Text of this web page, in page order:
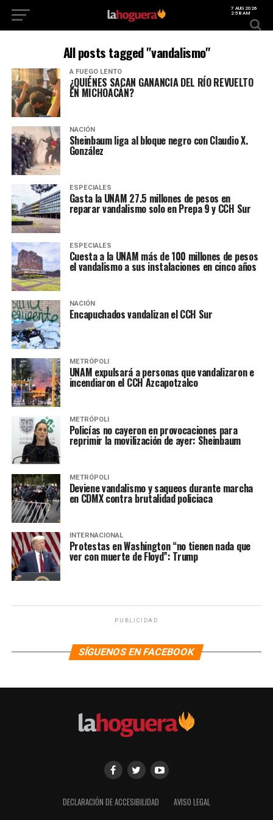
7 AUG 2026
2:58 AM
All posts tagged "vandalismo"
A FUEGO LENTO
¿QUIÉNES SACAN GANANCIA DEL RÍO REVUELTO
EN MICHOACÁN?
NACIÓN
Sheinbaum liga al bloque negro con Claudio X.
González
ESPECIALES
Gasta la UNAM 27.5 millones de pesos en
reparar vandalismo solo en Prepa 9 y CCH Sur
ESPECIALES
Cuesta a la UNAM más de 100 millones de pesos
el vandalismo a sus instalaciones en cinco años
NACIÓN
Encapuchados vandalizan el CCH Sur
METRÓPOLI
UNAM expulsará a personas que vandalizaron e
incendiaron el CCH Azcapotzalco
METRÓPOLI
Policías no cayeron en provocaciones para
reprimir la movilización de ayer: Sheinbaum
METRÓPOLI
Deviene vandalismo y saqueos durante marcha
en CDMX contra brutalidad policiaca
INTERNACIONAL
Protestas en Washington “no tienen nada que
ver con muerte de Floyd”: Trump
PUBLICIDAD
SÍGUENOS EN FACEBOOK
DECLARACIÓN DE ACCESIBILIDAD AVISO LEGAL